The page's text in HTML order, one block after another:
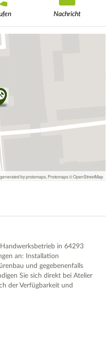
Nachricht
by protomaps Protomaps©OpenStreetMap
in 64293
an: Installation
und gegebenenfalls
Sie sich direkt bei Atelier
der Verfügbarkeit und